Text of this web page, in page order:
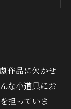
作品に欠かせ
な小道具にお
担っていま